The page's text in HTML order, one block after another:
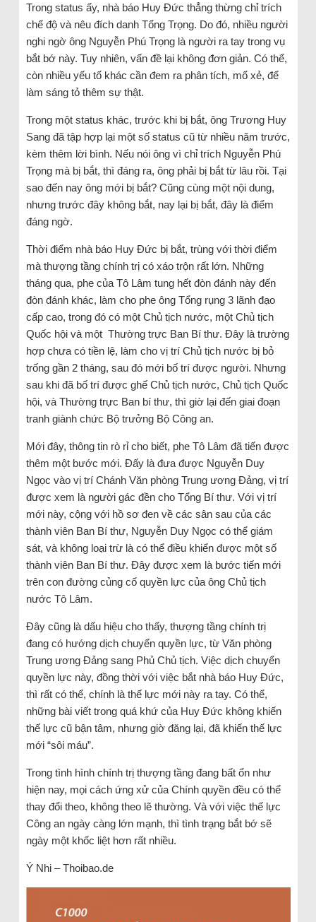
Trong status ấy, nhà báo Huy Đức thẳng thừng chỉ trích
chế độ và nêu đích danh Tổng Trọng. Do đó, nhiều người
nghi ngờ ông Nguyễn Phú Trọng là người ra tay trong vụ
bắt bớ này. Tuy nhiên, vấn đề lại không đơn giản. Có thể,
còn nhiều yếu tố khác cần đem ra phân tích, mổ xẻ, để
làm sáng tỏ thêm sự thật.
Trong một status khác, trước khi bị bắt, ông Trương Huy
Sang đã tập hợp lại một số status cũ từ nhiều năm trước,
kèm thêm lời bình. Nếu nói ông vì chỉ trích Nguyễn Phú
Trọng mà bị bắt, thì đáng ra, ông phải bị bắt từ lâu rồi. Tại
sao đến nay ông mới bị bắt? Cũng cùng một nội dung,
nhưng trước đây không bắt, nay lại bị bắt, đây là điểm
đáng ngờ.
Thời điểm nhà báo Huy Đức bị bắt, trùng với thời điểm
mà thượng tầng chính trị có xáo trộn rất lớn. Những
tháng qua, phe của Tô Lâm tung hết đòn đánh này đến
đòn đánh khác, làm cho phe ông Tổng rụng 3 lãnh đạo
cấp cao, trong đó có một Chủ tịch nước, một Chủ tịch
Quốc hội và một Thường trực Ban Bí thư. Đây là trường
hợp chưa có tiền lệ, làm cho vị trí Chủ tịch nước bị bỏ
trống gần 2 tháng, sau đó mới bố trí được người. Nhưng
sau khi đã bố trí được ghế Chủ tịch nước, Chủ tịch Quốc
hội, và Thường trực Ban bí thư, thì giờ lại đến giai đoạn
tranh giành chức Bộ trưởng Bộ Công an.
Mới đây, thông tin rò rỉ cho biết, phe Tô Lâm đã tiến được
thêm một bước mới. Đấy là đưa được Nguyễn Duy
Ngọc vào vị trí Chánh Văn phòng Trung ương Đảng, vị trí
được xem là người gác đền cho Tổng Bí thư. Với vị trí
mới này, cộng với hồ sơ đen về các sân sau của các
thành viên Ban Bí thư, Nguyễn Duy Ngọc có thể giám
sát, và không loại trừ là có thể điều khiển được một số
thành viên Ban Bí thư. Đây được xem là bước tiến mới
trên con đường củng cố quyền lực của ông Chủ tịch
nước Tô Lâm.
Đây cũng là dấu hiệu cho thấy, thượng tầng chính trị
đang có hướng dịch chuyển quyền lực, từ Văn phòng
Trung ương Đảng sang Phủ Chủ tịch. Việc dịch chuyển
quyền lực này, đồng thời với việc bắt nhà báo Huy Đức,
thì rất có thể, chính là thế lực mới này ra tay. Có thể,
những bài viết trong quá khứ của Huy Đức không khiến
thế lực cũ bận tâm, nhưng giờ đăng lại, đã khiến thế lực
mới “sôi máu”.
Trong tình hình chính trị thượng tầng đang bất ổn như
hiện nay, mọi cách ứng xử của Chính quyền đều có thể
thay đổi theo, không theo lẽ thường. Và với việc thế lực
Công an ngày càng lớn mạnh, thì tình trạng bắt bớ sẽ
ngày một khốc liệt hơn rất nhiều.
Ý Nhi – Thoibao.de